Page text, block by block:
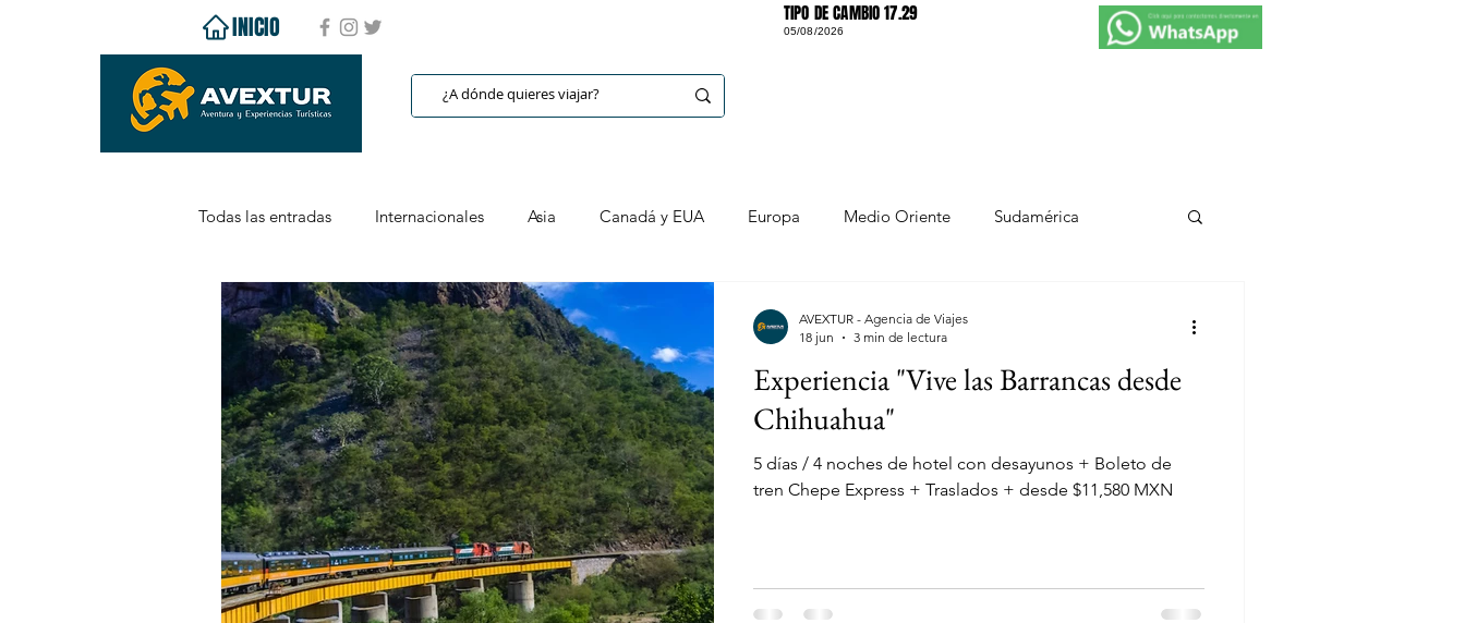
INICIO TIPO DE CAMBIO 17.29
05/08/2026
Todas las entradas Internacionales Asia Canadá y EUA Europa Medio Oriente Sudamérica
Caribe Todo Incluido Cancún y alrededores
Puerto Vallarta / Riviera Nayarit Ixtapa Cozumel Mazatlán Nacionales Chiapas Chihuahua
Baja California Baja California Sur Jalisco CDMX Puebla Blog y Noticias de Viajes
Experiencias Xcaret Hotel + Tours Menores Gratis
Experiencia "Vive las Barrancas desde
Chihuahua"
5 días / 4 noches de hotel con desayunos + Boleto de
tren Chepe Express + Traslados + desde $11,580 MXN
AVEXTUR - Agencia de Viajes
18 jun
3 min de lectura